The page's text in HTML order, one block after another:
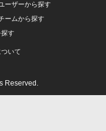
ーザーから探す
ームから探す
探す
いて
Reserved.